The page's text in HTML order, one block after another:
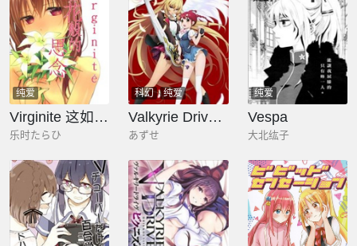
纯爱
Virginite 这如花般的思念
乐时たらひ
科幻 纯爱
Valkyrie Drive：Siren
あずせ
纯爱
Vespa
大北纮子